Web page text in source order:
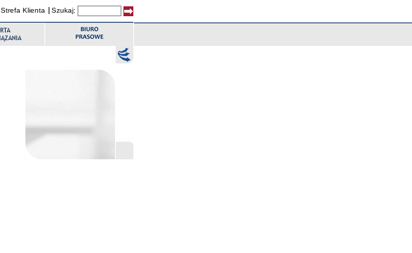
Strefa Klienta Szukaj: